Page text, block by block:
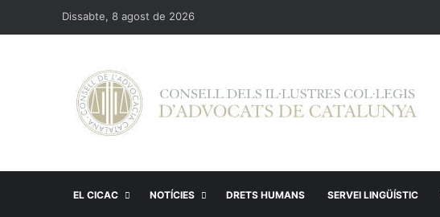
Dissabte, 8 agost de 2026
EL CICAC NOTÍCIES DRETS HUMANS SERVEI LINGÜÍSTIC